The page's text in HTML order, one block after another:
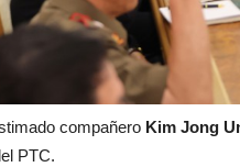
compañero Kim Jong
PTC.